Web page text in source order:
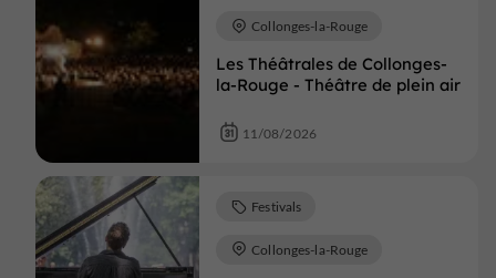
Les Théâtrales de Collonges-
la-Rouge - Théâtre de plein air
Collonges-la-Rouge
11/08/2026
Festivals
Collonges-la-Rouge